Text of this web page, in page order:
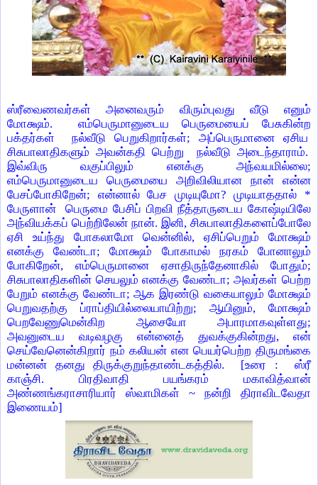
ஸ்ரீவைணவர்கள் அனைவரும் விரும்புவது வீடு எனும்
மோக்ஷம்.
எம்பெருமானுடைய பெருமையைப் பேசுகின்ற
பக்தர்கள்
நல்வீடு பெறுகிறார்கள்; அப்பெருமானை ஏசிய
சிசுபாலாதிகளும் அவன்கதி பெற்று
நல்வீடு அடைந்தாராம்.
இவ்விரு வகுப்பிலும் எனக்கு அந்வயமில்லை;
எம்பெருமானுடைய பெருமையை அறிவிலியான நான் என்ன
பேசப்போகிறேன்; என்னால் பேச முடியுமோ? முடியாததால் *
பேருளான்
பெருமை பேசிப் பிறவி நீத்தாருடைய கோஷ்டியிலே
அந்வியக்கப் பெற்றிலேன் நான். இனி, சிசுபாலாதிகளைப்போலே
ஏசி உய்ந்து போகலாமோ வென்னில், ஏசிப்பெறும் மோக்ஷம்
எனக்கு வேண்டா; மோக்ஷம் போகாமல் நரகம் போனாலும்
போகிறேன், எம்பெருமானை ஏசாதிருந்தேனாகில் போதும்;
சிசுபாலாதிகளின் செயலும் எனக்கு வேண்டா; அவர்கள் பெற்ற
பேறும் எனக்கு வேண்டா; ஆக இரண்டு வகையாலும் மோக்ஷம்
பெறுவதற்கு ப்ராப்தியில்லையாயிற்று; ஆயினும், மோக்ஷம்
பெறவேணுமென்கிற ஆசையோ அபாரமாகவுள்ளது;
அவனுடைய வடிவழகு என்னைத் துவக்குகின்றது, என்
செய்வேனென்கிறார் நம் கலியன் என பெயர்பெற்ற திருமங்கை
மன்னன் தனது திருக்குறுந்தாண்டகத்தில்.
[உரை :
ஸ்ரீ
காஞ்சி. பிரதிவாதி பயங்கரம் மகாவித்வான்
அண்ணங்கராசாரியார் ஸ்வாமிகள் ~ நன்றி திராவிடவேதா
இணையம்]